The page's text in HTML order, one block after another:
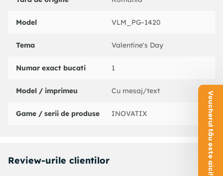
Model VLM_PG-1420
Tema Valentine's Day
Numar exact bucati 1
Model / imprimeu Cu mesaj/text
Game / serii de produse INOVATIX
Review-urile clientilor Voucherul tău este aici!